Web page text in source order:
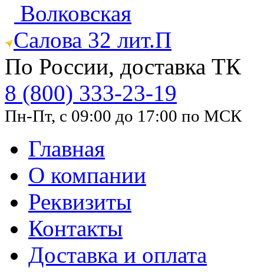
Волковская
Салова 32 лит.П
По России, доставка ТК
8 (800) 333-23-19
Пн-Пт, с 09:00 до 17:00 по МСК
Главная
О компании
Реквизиты
Контакты
Доставка и оплата